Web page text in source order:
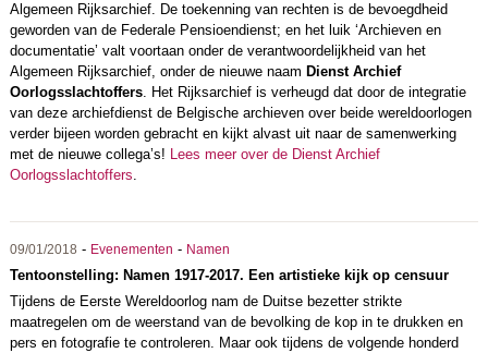
Algemeen Rijksarchief. De toekenning van rechten is de bevoegdheid
geworden van de Federale Pensioendienst; en het luik ‘Archieven en
documentatie’ valt voortaan onder de verantwoordelijkheid van het
Algemeen Rijksarchief, onder de nieuwe naam Dienst Archief
Oorlogsslachtoffers. Het Rijksarchief is verheugd dat door de integratie
van deze archiefdienst de Belgische archieven over beide wereldoorlogen
verder bijeen worden gebracht en kijkt alvast uit naar de samenwerking
met de nieuwe collega’s! Lees meer over de Dienst Archief
Oorlogsslachtoffers.
09/01/2018 - Evenementen - Namen
Tentoonstelling: Namen 1917-2017. Een artistieke kijk op censuur
Tijdens de Eerste Wereldoorlog nam de Duitse bezetter strikte
maatregelen om de weerstand van de bevolking de kop in te drukken en
pers en fotografie te controleren. Maar ook tijdens de volgende honderd